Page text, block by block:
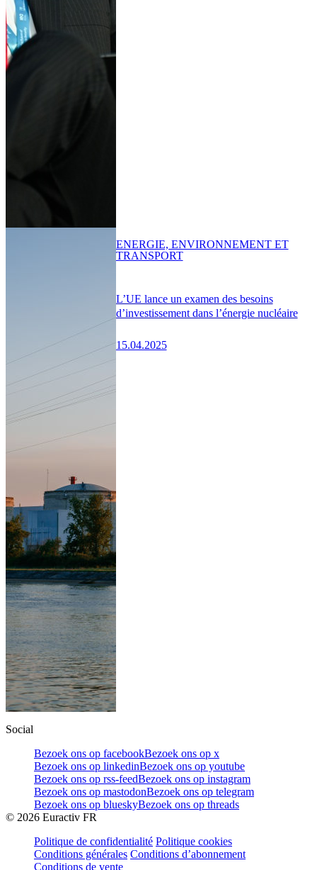
L’UE lance un examen des besoins
d’investissement dans l’énergie nucléaire
15.04.2025
ENERGIE, ENVIRONNEMENT ET
TRANSPORT
Social
Bezoek ons op facebookBezoek ons op x
Bezoek ons op linkedinBezoek ons op youtube
Bezoek ons op rss-feedBezoek ons op instagram
Bezoek ons op mastodonBezoek ons op telegram
Bezoek ons op blueskyBezoek ons op threads
© 2026 Euractiv FR
Politique de confidentialité Politique cookies
Conditions générales Conditions d’abonnement
Conditions de vente